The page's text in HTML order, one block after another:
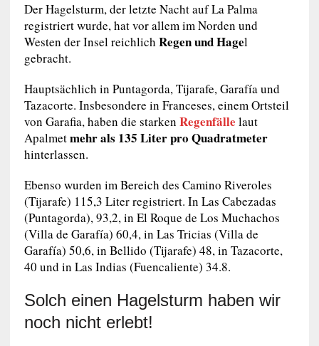
Der Hagelsturm, der letzte Nacht auf La Palma
registriert wurde, hat vor allem im Norden und
Westen der Insel reichlich Regen und Hagel
gebracht.
Hauptsächlich in Puntagorda, Tijarafe, Garafía und
Tazacorte. Insbesondere in Franceses, einem Ortsteil
von Garafia, haben die starken Regenfälle laut
Apalmetmehr als 135 Liter pro Quadratmeter
hinterlassen.
Ebenso wurden im Bereich des Camino Riveroles
(Tijarafe) 115,3 Liter registriert. In Las Cabezadas
(Puntagorda), 93,2, in El Roque de Los Muchachos
(Villa de Garafía) 60,4, in Las Tricias (Villa de
Garafía) 50,6, in Bellido (Tijarafe) 48, in Tazacorte,
40 und in Las Indias (Fuencaliente) 34.8.
Solch einen Hagelsturm haben wir
noch nicht erlebt!